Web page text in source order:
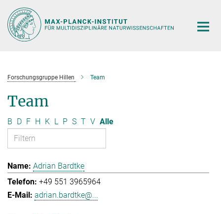
Hauptinhalt
Forschungsgruppe Hillen Team
Team
B D F H K L P S T V Alle
Adrian Bardtke
+49 551 3965964
adrian.bardtke@...